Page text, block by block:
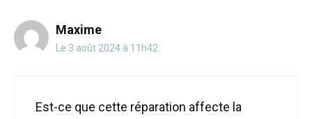
Maxime
Le 3 août 2024 à 11h42
Est-ce que cette réparation affecte la